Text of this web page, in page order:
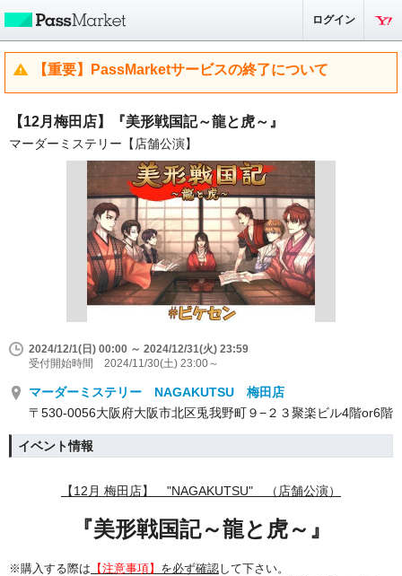
ログイン
【重要】PassMarketサービスの終了について
【12月梅田店】『美形戦国記～龍と虎～』
マーダーミステリー【店舗公演】
2024/12/1(日) 00:00 ～ 2024/12/31(火) 23:59
受付開始時間 2024/11/30(土) 23:00～
マーダーミステリー NAGAKUTSU 梅田店
〒530-0056大阪府大阪市北区兎我野町９−２３聚楽ビル4階or6階
イベント情報
【12月 梅田店】 "NAGAKUTSU" （店舗公演）
『美形戦国記～龍と虎～』
※購入する際は 【注意事項】 を必ず確認して下さい。